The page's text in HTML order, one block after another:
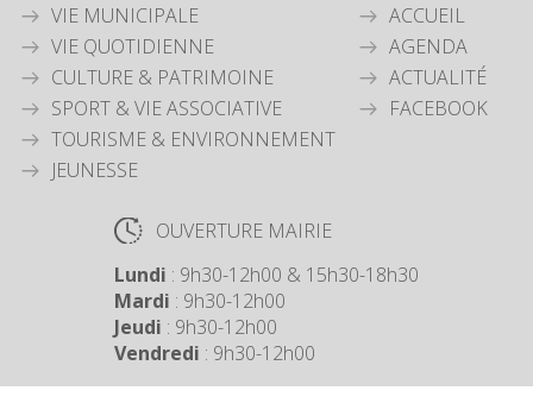
VIE MUNICIPALE
VIE QUOTIDIENNE
CULTURE & PATRIMOINE
SPORT & VIE ASSOCIATIVE
TOURISME & ENVIRONNEMENT
JEUNESSE
ACCUEIL
AGENDA
ACTUALITÉ
FACEBOOK
OUVERTURE MAIRIE
Lundi : 9h30-12h00 & 15h30-18h30
Mardi : 9h30-12h00
Jeudi : 9h30-12h00
Vendredi : 9h30-12h00